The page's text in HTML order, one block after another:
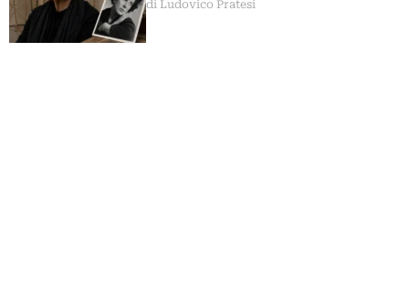
di Ludovico Pratesi